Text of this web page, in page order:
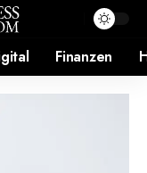
Finanzen